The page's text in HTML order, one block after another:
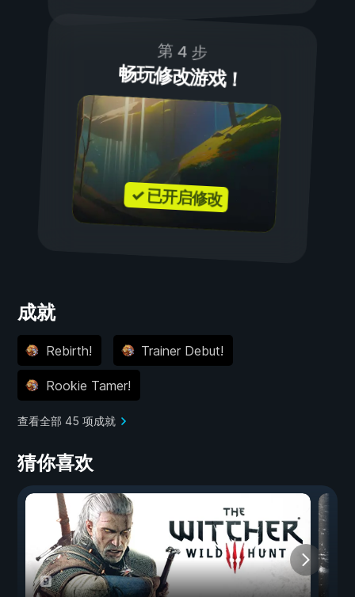
第 4 步
畅玩修改游戏！
✓ 已开启修改
成就
Rebirth! Trainer Debut!
Rookie Tamer!
查看全部 45 项成就
猜你喜欢